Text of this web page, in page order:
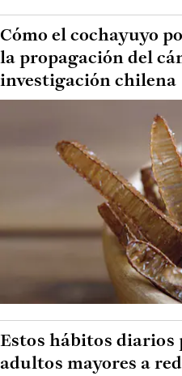
Cómo el cochayuyo
la propagación del
investigación chilena
Estos hábitos diarios
adultos mayores a